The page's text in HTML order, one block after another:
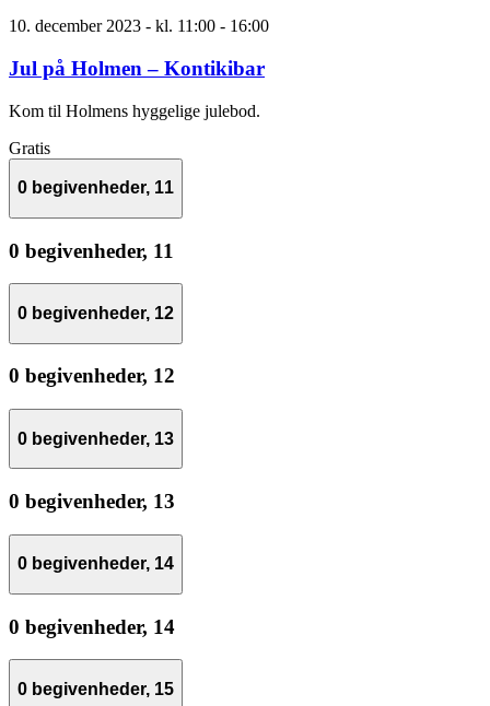
10. december 2023 - kl. 11:00 - 16:00
Jul på Holmen – Kontikibar
Kom til Holmens hyggelige julebod.
Gratis
0 begivenheder, 11
0 begivenheder, 11
0 begivenheder, 12
0 begivenheder, 12
0 begivenheder, 13
0 begivenheder, 13
0 begivenheder, 14
0 begivenheder, 14
0 begivenheder, 15